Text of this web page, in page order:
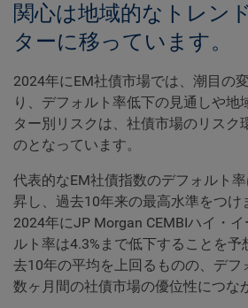
関心は地域的なトレン
ターに移っています。
2024年にEM社債市場では、潮目の
り、デフォルト率低下の見通しや地
ター別リスクは、社債市場のリスク
のとなっています。
代表的なEM社債指数のデフォルト
昇し、過去10年来の最高水準をつけ
2024年にJP Morgan CEMBIハイ・
ルト率は4.3%まで低下することを予
去10年の平均を上回るものの、デフ
数ヶ月間の社債市場の優位性につな